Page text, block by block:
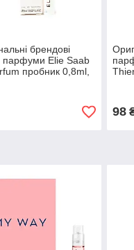
брендові
парфуми Elie Saab
пробник 0,8ml,
98